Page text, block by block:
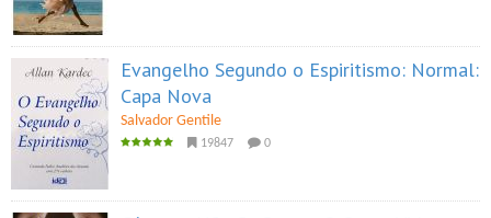
Evangelho Segundo o Espiritismo: Normal:
Capa Nova
Salvador Gentile
19847 0